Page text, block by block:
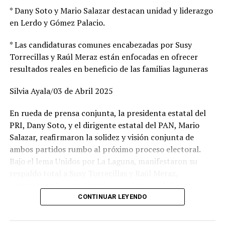
posteriormente en el 2014 ingreso de nueva cuenta por
el delito de posesión de narcóticos con fines de venta,
siendo trasladado a las Islas Marías, en el 2016 fue
detenido de nueva cuenta por el delito de robo agravado
saliendo en el 2020, en el año 2022 fue detenido de
nueva cuenta por robo agravado saliendo hace 8 meses y
mencionado.
TOPICS RELACIONADOS: DURANGO PRINCIPAL
UP NEXT
POLICIA ESTATAL CONTINUA CON DETENCIONES DE
NARCOMENUDISTAS
LA CIUDAD
* Dany Soto y Mario Salazar destacan unidad y liderazgo
en Lerdo y Gómez Palacio.
* Las candidaturas comunes encabezadas por Susy
Torrecillas y Raúl Meraz están enfocadas en ofrecer
resultados reales en beneficio de las familias laguneras
Silvia Ayala/03 de Abril 2025
En rueda de prensa conjunta, la presidenta estatal del
PRI, Dany Soto, y el dirigente estatal del PAN, Mario
Salazar, reafirmaron la solidez y visión conjunta de
ambos partidos rumbo al próximo proceso electoral.
Bajo el lema Unidos por La Laguna, manifestaron su
Gómez Palacio, respectivamente, a quienes describieron
arraigo en sus comunidades.
CONTINUAR LEYENDO